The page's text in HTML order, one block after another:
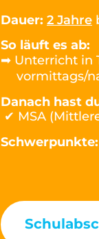
Dauer: 2 Jahre
So läuft es ab:
➡ Unterricht in
vormittags/
Danach hast
✔ MSA
Schwerpunkte: